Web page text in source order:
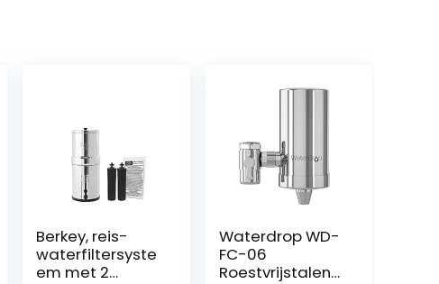
Berkey, reis-
waterfiltersyste
em met 2
Waterdrop WD-
FC-06
Roestvrijstalen